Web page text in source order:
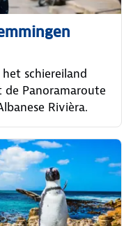
schiereiland
de Panoramaroute
Rivièra.